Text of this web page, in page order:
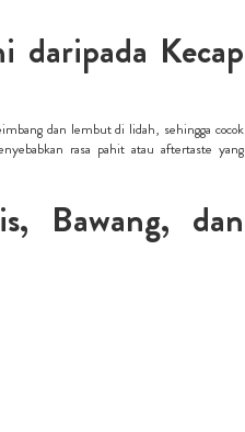
daripada Kecap
dan lembut di lidah, sehingga cocok
rasa pahit atau aftertaste yang
Bawang, dan